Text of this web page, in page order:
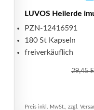
LUVOS Heilerde
PZN-12416591
180 St Kapseln
freiverkäuflich
29,45
Preis inkl. MwSt., zzgl.